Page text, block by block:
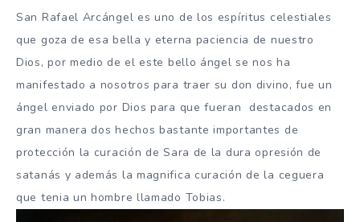
San Rafael Arcángel es uno de los espíritus celestiales
que goza de esa bella y eterna paciencia de nuestro
Dios, por medio de el este bello ángel se nos ha
manifestado a nosotros para traer su don divino, fue un
ángel enviado por Dios para que fueran destacados en
gran manera dos hechos bastante importantes de
protección la curación de Sara de la dura opresión de
satanás y además la magnifica curación de la ceguera
que tenia un hombre llamado Tobias.